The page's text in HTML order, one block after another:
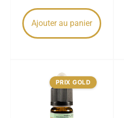
Ajouter au panier
PRIX GOLD